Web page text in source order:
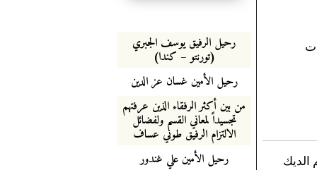
رحيل الرفيق يوسف الجبري
(تورنتو – كندا)
رحيل الأمين غسان عز الدين
من بين أكثر الرفقاء الذين عرفتهم
تجسيداً لمعاني القسم ولفضائل
الالتزام الرفيق طوني عساف
رحيل الأمين علي غندور
الديك